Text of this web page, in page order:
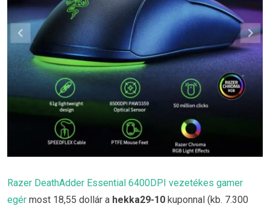
Razer DeathAdder Essential 6400DPI vezetékes gamer
egér most 18,55 dollár a hekka29-10 kuponnal (kb. 7.300